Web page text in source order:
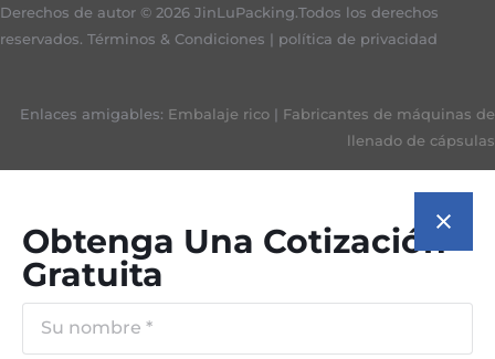
Derechos de autor © 2026 JinLuPacking.Todos los derechos
reservados. Términos & Condiciones | política de privacidad
Enlaces amigables: Embalaje rico | Fabricantes de máquinas de
llenado de cápsulas
Obtenga Una Cotización
Gratuita